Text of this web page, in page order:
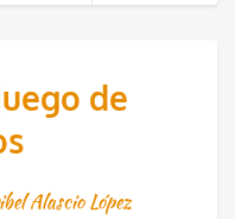
de
Alascio López